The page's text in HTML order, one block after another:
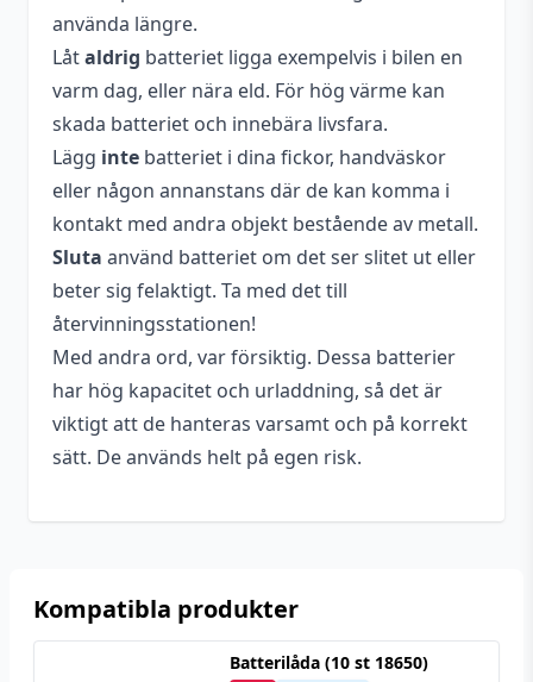
använda längre.
Låtaldrig batteriet ligga exempelvis i bilen en
varm dag, eller nära eld. För hög värme kan
skada batteriet och innebära livsfara.
Lägg inte batteriet i dina fickor, handväskor
eller någon annanstans där de kan komma i
kontakt med andra objekt bestående av metall.
Sluta använd batteriet om det ser slitet ut eller
beter sig felaktigt. Ta med det till
återvinningsstationen!
Med andra ord, var försiktig. Dessa batterier
har hög kapacitet och urladdning, så det är
viktigt att de hanteras varsamt och på korrekt
sätt. De används helt på egen risk.
Kompatibla produkter
Batterilåda (10 st 18650)